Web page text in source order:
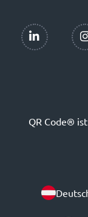
QR Code®